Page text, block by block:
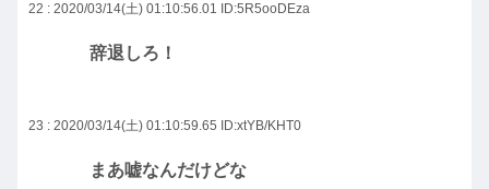
22 : 2020/03/14(土) 01:10:56.01 ID:5R5ooDEza
辞退しろ！
23 : 2020/03/14(土) 01:10:59.65 ID:xtYB/KHT0
まあ嘘なんだけどな